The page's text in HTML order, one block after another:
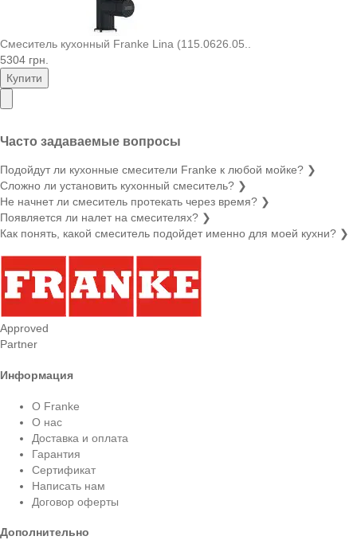
Смеситель кухонный Franke Lina (115.0626.05..
5304 грн.
Купити
Часто задаваемые вопросы
Подойдут ли кухонные смесители Franke к любой мойке? ❯
Сложно ли установить кухонный смеситель? ❯
Не начнет ли смеситель протекать через время? ❯
Появляется ли налет на смесителях? ❯
Как понять, какой смеситель подойдет именно для моей кухни? ❯
Approved
Partner
Информация
О Franke
О нас
Доставка и оплата
Гарантия
Сертификат
Написать нам
Договор оферты
Дополнительно